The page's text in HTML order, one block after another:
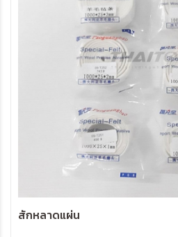
สักหลาดแผ่น